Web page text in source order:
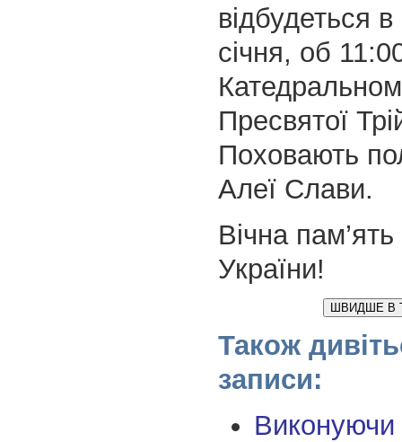
відбудеться
січня, об
Пресвятої
Поховають
Алеї Слави.
Вічна
України!
ШВИДШЕ В
Також
записи: